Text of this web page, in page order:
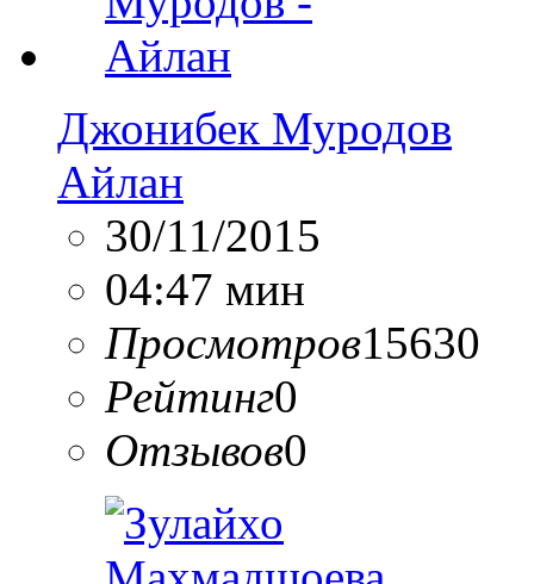
Джонибек Муродов
Айлан
30/11/2015
04:47 мин
Просмотров15630
Рейтинг0
Отзывов0